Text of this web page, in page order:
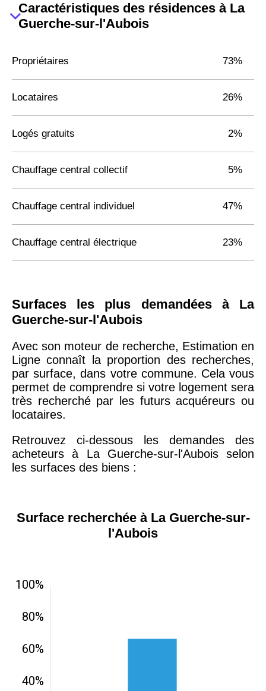
Caractéristiques des résidences à La
Guerche-sur-l'Aubois
Propriétaires 73%
Locataires 26%
Logés gratuits 2%
Chauffage central collectif 5%
Chauffage central individuel 47%
Chauffage central électrique 23%
Surfaces les plus demandées à La
Guerche-sur-l'Aubois
Avec son moteur de recherche, Estimation en
Ligne connaît la proportion des recherches,
par surface, dans votre commune. Cela vous
permet de comprendre si votre logement sera
très recherché par les futurs acquéreurs ou
locataires.
Retrouvez ci-dessous les demandes des
acheteurs à La Guerche-sur-l'Aubois selon
les surfaces des biens :
Surface recherchée à La Guerche-sur-
l'Aubois